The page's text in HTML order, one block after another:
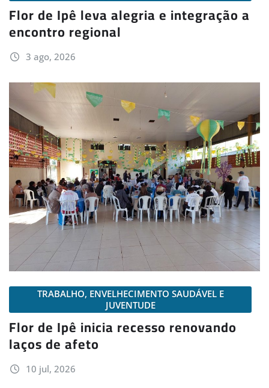
Flor de Ipê leva alegria e integração a
encontro regional
3 ago, 2026
TRABALHO, ENVELHECIMENTO SAUDÁVEL E
JUVENTUDE
Flor de Ipê inicia recesso renovando
laços de afeto
10 jul, 2026